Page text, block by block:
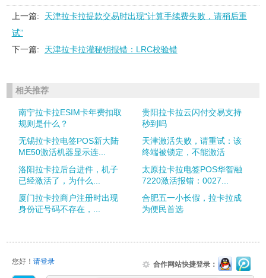
上一篇:
天津拉卡拉提款交易时出现“计算手续费失败，请稍后重
试”
下一篇:
天津拉卡拉灌秘钥报错：LRC校验错
相关推荐
南宁拉卡拉ESIM卡年费扣取
规则是什么？
贵阳拉卡拉云闪付交易支持
秒到吗
无锡拉卡拉电签POS新大陆
ME50激活机器显示连...
天津激活失败，请重试：该
终端被锁定，不能激活
洛阳拉卡拉后台进件，机子
已经激活了，为什么...
太原拉卡拉电签POS华智融
7220激活报错：0027...
厦门拉卡拉商户注册时出现
身份证号码不存在，...
合肥五一小长假，拉卡拉成
为便民首选
您好！ 请登录 合作网站快捷登录：